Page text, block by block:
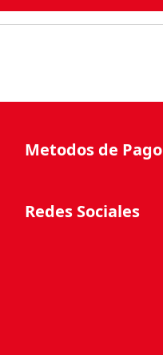
Metodos de Pago
Redes Sociales